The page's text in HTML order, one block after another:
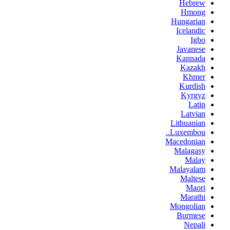
Hebrew
Hmong
Hungarian
Icelandic
Igbo
Javanese
Kannada
Kazakh
Khmer
Kurdish
Kyrgyz
Latin
Latvian
Lithuanian
Luxembou..
Macedonian
Malagasy
Malay
Malayalam
Maltese
Maori
Marathi
Mongolian
Burmese
Nepali